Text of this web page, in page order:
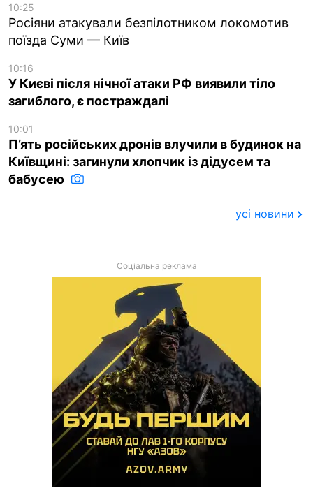
10:25
Росіяни атакували безпілотником локомотив
поїзда Суми — Київ
10:16
У Києві після нічної атаки РФ виявили тіло
загиблого, є постраждалі
10:01
П’ять російських дронів влучили в будинок на
Київщині: загинули хлопчик із дідусем та
бабусею
усі новини
Соціальна реклама